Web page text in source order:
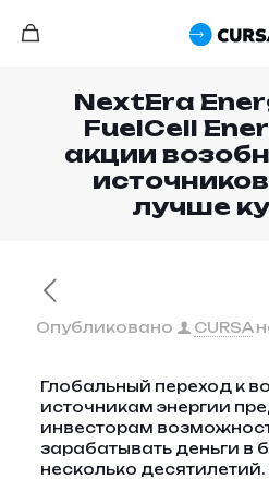
NextEra
FuelCell
акции
лучше
Опубликовано CURSA
Глобальный переход к
источникам энергии
инвесторам
зарабатывать деньги в
несколько десятилетий.